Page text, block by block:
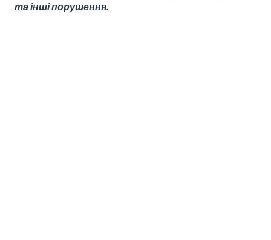
та інші порушення.